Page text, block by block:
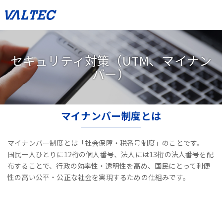
セキュリティ対策（UTM、マイナン
バー）
マイナンバー制度とは
マイナンバー制度とは「社会保障・税番号制度」のことです。
国民一人ひとりに12桁の個人番号、法人には13桁の法人番号を配
布することで、 行政の効率性・透明性を高め、国民にとって利便
性の高い公平・公正な社会を実現するための仕組みです。